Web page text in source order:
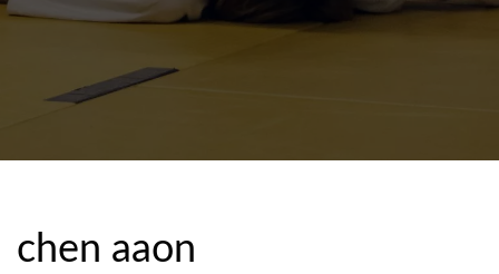
chen aaon